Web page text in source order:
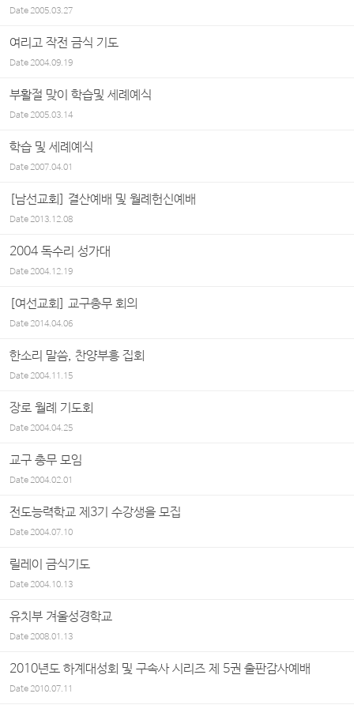
Date2005.03.27
여리고 작전 금식 기도
Date2004.09.19
부활절 맞이 학습및 세례예식
Date2005.03.14
학습 및 세례예식
Date2007.04.01
[남선교회] 결산예배 및 월례헌신예배
Date2013.12.08
2004 독수리 성가대
Date2004.12.19
[여선교회] 교구총무 회의
Date2014.04.06
한소리 말씀, 찬양부흥 집회
Date2004.11.15
장로 월례 기도회
Date2004.04.25
교구 총무 모임
Date2004.02.01
전도능력학교 제3기 수강생을 모집
Date2004.07.10
릴레이 금식기도
Date2004.10.13
유치부 겨울성경학교
Date2008.01.13
2010년도 하계대성회 및 구속사 시리즈 제 5권 출판감사예배
Date2010.07.11